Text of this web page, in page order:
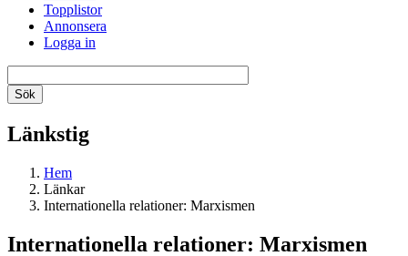
Topplistor
Annonsera
Logga in
Länkstig
Hem
Länkar
Internationella relationer: Marxismen
Internationella relationer: Marxismen